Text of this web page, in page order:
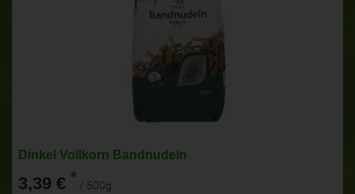
Dinkel Vollkorn Bandnudeln
3,39 € * / 500g